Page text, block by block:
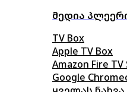
მედია
TV Box
Apple TV Box
Amazon Fire TV
Google